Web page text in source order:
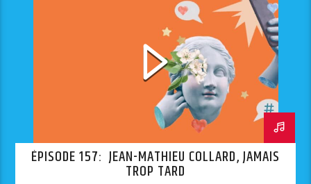
ÉPISODE 157: JEAN-MATHIEU COLLARD, JAMAIS
TROP TARD